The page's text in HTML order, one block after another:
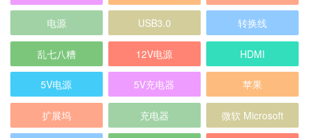
电源 USB3.0 转换线
乱七八糟 12V电源 HDMI
5V电源 5V充电器 苹果
扩展坞 充电器 微软 Microsoft